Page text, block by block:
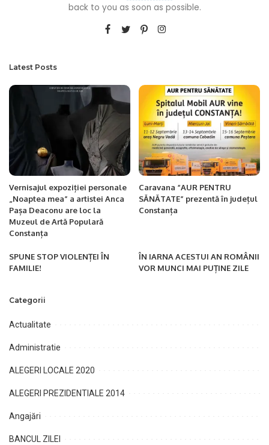
back to you as soon as possible.
Latest Posts
Vernisajul expoziției personale
„Noaptea mea” a artistei Anca
Pașa Deaconu are loc la
Muzeul de Artă Populară
Constanța
Caravana “AUR PENTRU
SĂNĂTATE” prezentă în județul
Constanța
SPUNE STOP VIOLENȚEI ÎN
FAMILIE!
ÎN IARNA ACESTUI AN ROMÂNII
VOR MUNCI MAI PUȚINE ZILE
Categorii
Actualitate
Administratie
ALEGERI LOCALE 2020
ALEGERI PREZIDENTIALE 2014
Angajări
BANCUL ZILEI